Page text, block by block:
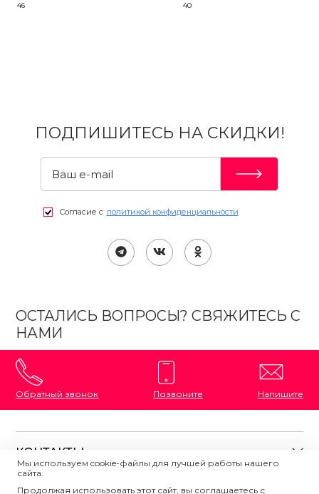
46 40
ПОДПИШИТЕСЬ НА СКИДКИ!
Согласие с политикой конфиденциальности
ОСТАЛИСЬ ВОПРОСЫ? СВЯЖИТЕСЬ С
НАМИ
Обратный звонок Позвоните Напишите
КОНТАКТЫ
8 (800) 333-87-72
Мы используем cookie-файлы для лучшей работы нашего
сайта.
Продолжая использовать этот сайт, вы соглашаетесь с